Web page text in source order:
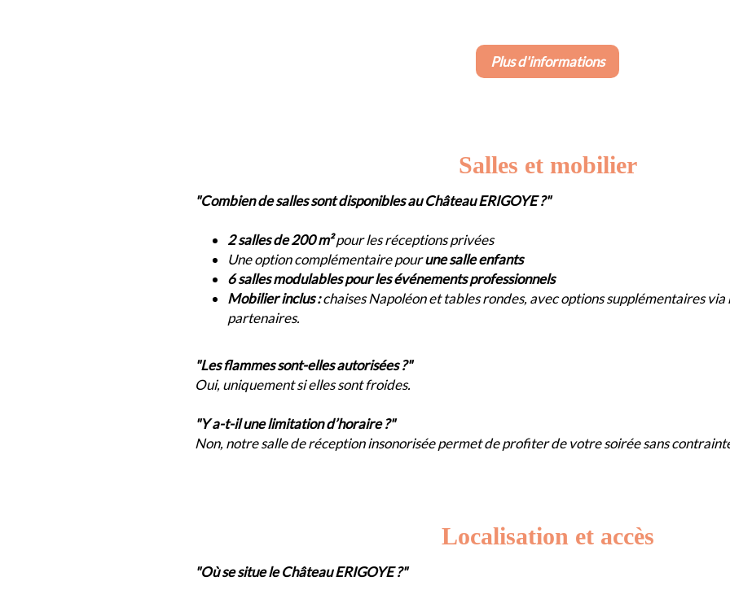
Plus d'informations
Salles et mobilier
"Combien de salles sont disponibles au Château ERIGOYE ?"
2 salles de 200 m²pour les réceptions privées
Une option complémentaire pourune salle enfants
6 salles modulables pour les événements professionnels
Mobilier inclus :chaises Napoléon et tables rondes, avec options supplémentaires via
partenaires.
"Les flammes sont-elles autorisées ?"
Oui, uniquement si elles sont froides.
"Y a-t-il une limitation d’horaire ?"
Non, notre salle de réception insonorisée permet de profiter de votre soirée sans
Localisation et accès
"Où se situe le Château ERIGOYE ?"